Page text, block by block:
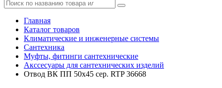
Главная
Каталог товаров
Климатические и инженерные системы
Сантехника
Муфты, фитинги сантехнические
Акссесуары для сантехнических изделий
Отвод ВК ПП 50х45 сер. RTP 36668